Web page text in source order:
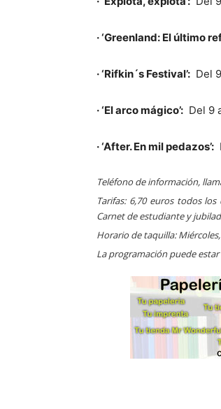
· ‘Greenland: El último
· ‘Rifkin´s Festival’: Del
· ‘El arco mágico’: Del 9
· ‘After. En mil pedazos’:
Teléfono de información,
Tarifas: 6,70 euros todos
Carnet de estudiante y
Horario de taquilla:
La programación puede